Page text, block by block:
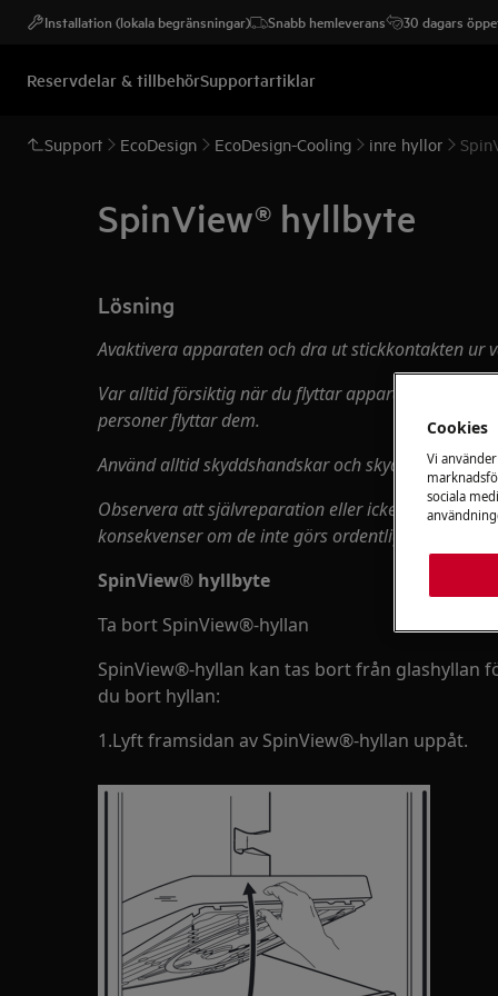
Installation (lokala begränsningar) Snabb hemleverans 30 dagars
Reservdelar & tillbehörSupportartiklar
Support EcoDesign EcoDesign-Cooling inre hyllor
SpinView® hyllbyte
Lösning
Avaktivera apparaten och dra ut stickkontakten ur
Var alltid försiktig när du flyttar apparater, för
personer flyttar dem.
Använd alltid skyddshandskar och skyddsskor.
Observera att självreparation eller icke-
konsekvenser om de inte görs ordentligt
SpinView® hyllbyte
Ta bort SpinView®-hyllan
SpinView®-hyllan kan tas bort från glashyllan
du bort hyllan:
1.Lyft framsidan av SpinView®-hyllan uppåt.
Cookies
Vi
sociala